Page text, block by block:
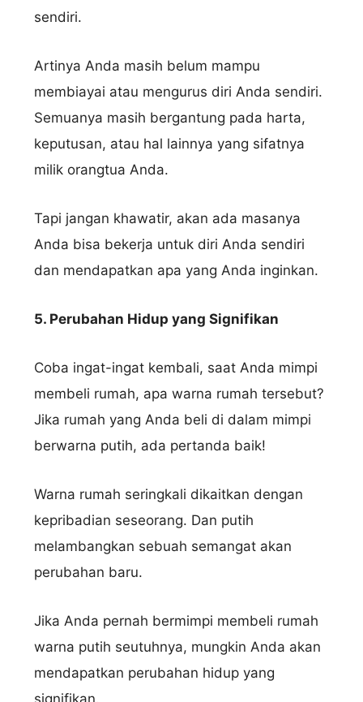
sendiri.
Artinya Anda masih belum mampu
membiayai atau mengurus diri Anda sendiri.
Semuanya masih bergantung pada harta,
keputusan, atau hal lainnya yang sifatnya
milik orangtua Anda.
Tapi jangan khawatir, akan ada masanya
Anda bisa bekerja untuk diri Anda sendiri
dan mendapatkan apa yang Anda inginkan.
5. Perubahan Hidup yang Signifikan
Coba ingat-ingat kembali, saat Anda mimpi
membeli rumah, apa warna rumah tersebut?
Jika rumah yang Anda beli di dalam mimpi
berwarna putih, ada pertanda baik!
Warna rumah seringkali dikaitkan dengan
kepribadian seseorang. Dan putih
melambangkan sebuah semangat akan
perubahan baru.
Jika Anda pernah bermimpi membeli rumah
warna putih seutuhnya, mungkin Anda akan
mendapatkan perubahan hidup yang
signifikan.